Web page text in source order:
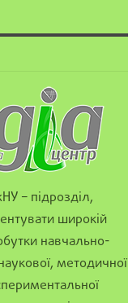
– підрозділ,
широкій
навчально-
методичної